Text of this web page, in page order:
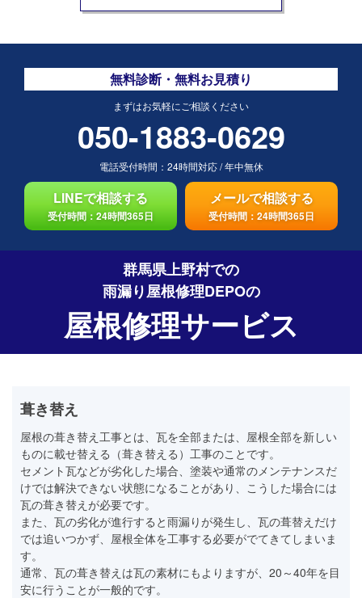
無料診断・無料お見積り
まずはお気軽にご相談ください
050-1883-0629
電話受付時間： 24時間対応/年中無休
LINEで相談する
受付時間：24時間365日
メールで相談する
受付時間：24時間365日
群馬県上野村での
雨漏り屋根修理DEPOの
屋根修理サービス
葺き替え
屋根の葺き替え工事とは、瓦を全部または、屋根全部を新しい
ものに載せ替える（葺き替える）工事のことです。
セメント瓦などが劣化した場合、塗装や通常のメンテナンスだ
けでは解決できない状態になることがあり、こうした場合には
瓦の葺き替えが必要です。
また、瓦の劣化が進行すると雨漏りが発生し、瓦の葺替えだけ
では追いつかず、屋根全体を工事する必要がでてきてしまいま
す。
通常、瓦の葺き替えは瓦の素材にもよりますが、20～40年を目
安に行うことが一般的です。